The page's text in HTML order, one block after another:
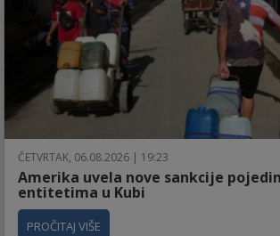
ČETVRTAK, 06.08.2026 | 19:23
Amerika uvela nove sankcije
entitetima u Kubi
PROČITAJ VIŠE